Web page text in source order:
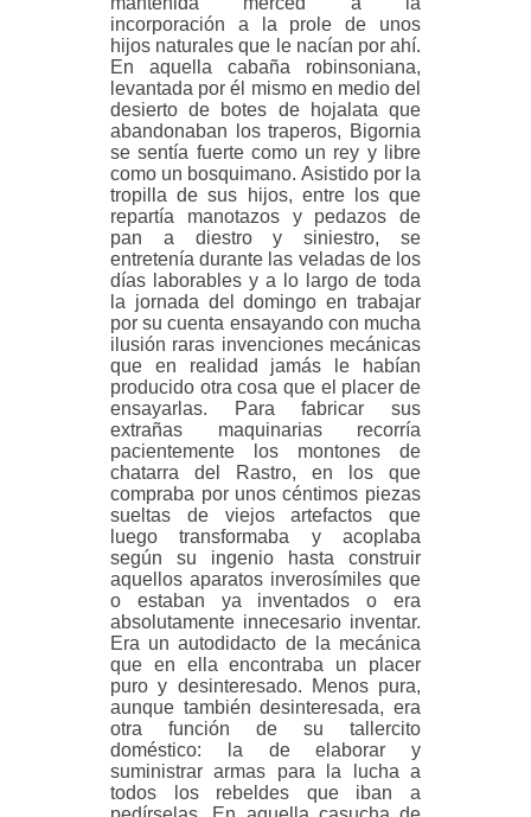
incorporación a la prole de unos
hijos naturales que le nacían por ahí.
En aquella cabaña robinsoniana,
levantada por él mismo en medio del
desierto de botes de hojalata que
abandonaban los traperos, Bigornia
se sentía fuerte como un rey y libre
como un bosquimano. Asistido por la
tropilla de sus hijos, entre los que
repartía manotazos y pedazos de
pan a diestro y siniestro, se
entretenía durante las veladas de los
días laborables y a lo largo de toda
la jornada del domingo en trabajar
por su cuenta ensayando con mucha
ilusión raras invenciones mecánicas
que en realidad jamás le habían
producido otra cosa que el placer de
ensayarlas. Para fabricar sus
extrañas maquinarias recorría
pacientemente los montones de
chatarra del Rastro, en los que
compraba por unos céntimos piezas
sueltas de viejos artefactos que
luego transformaba y acoplaba
según su ingenio hasta construir
aquellos aparatos inverosímiles que
o estaban ya inventados o era
absolutamente innecesario inventar.
Era un autodidacto de la mecánica
que en ella encontraba un placer
puro y desinteresado. Menos pura,
aunque también desinteresada, era
otra función de su tallercito
doméstico: la de elaborar y
suministrar armas para la lucha a
todos los rebeldes que iban a